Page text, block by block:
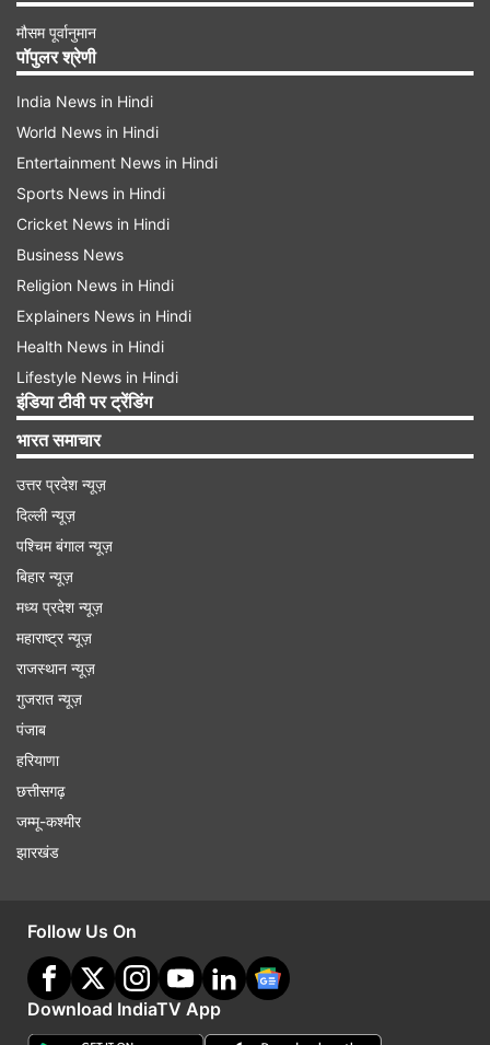
मौसम पूर्वानुमान
पॉपुलर श्रेणी
India News in Hindi
World News in Hindi
Entertainment News in Hindi
Sports News in Hindi
Cricket News in Hindi
Business News
Religion News in Hindi
Explainers News in Hindi
Health News in Hindi
Lifestyle News in Hindi
इंडिया टीवी पर ट्रेंडिंग
भारत समाचार
उत्तर प्रदेश न्यूज़
दिल्ली न्यूज़
पश्चिम बंगाल न्यूज़
बिहार न्यूज़
मध्य प्रदेश न्यूज़
महाराष्ट्र न्यूज़
राजस्थान न्यूज़
गुजरात न्यूज़
पंजाब
हरियाणा
छत्तीसगढ़
जम्मू-कश्मीर
झारखंड
Follow Us On
Download IndiaTV App